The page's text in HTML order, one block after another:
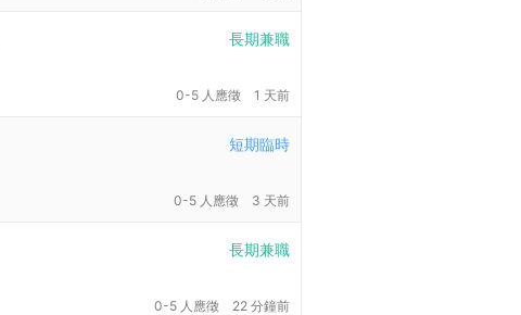
長期兼職
0-5 人應徵 1 天前
短期臨時
0-5 人應徵 3 天前
長期兼職
0-5 人應徵 22 分鐘前